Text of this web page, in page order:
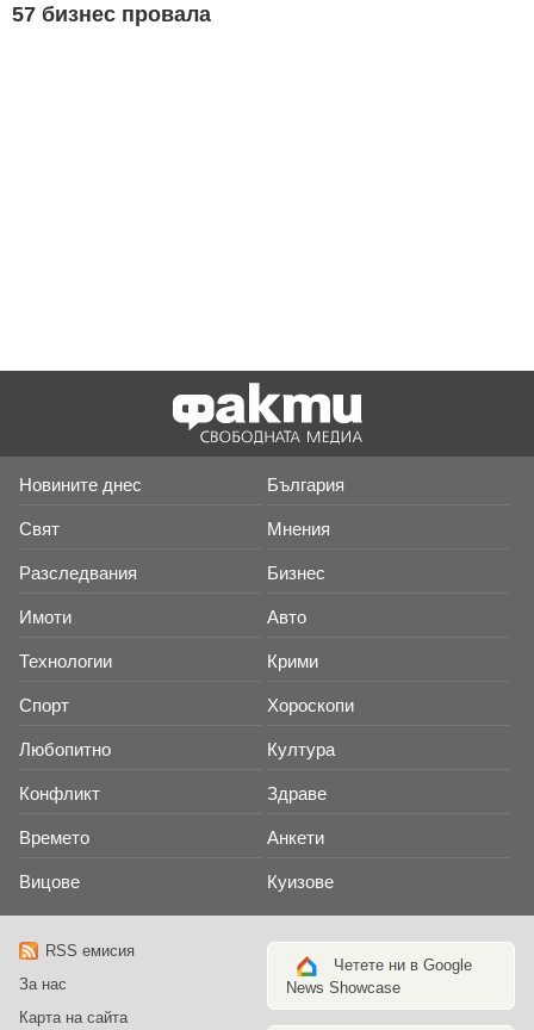
57 бизнес провала
Новините днес България
Свят Мнения
Разследвания Бизнес
Имоти Авто
Технологии Крими
Спорт Хороскопи
Любопитно Култура
Конфликт Здраве
Времето Анкети
Вицове Куизове
RSS емисия
За нас
Карта на сайта
Четете ни в Google
News Showcase